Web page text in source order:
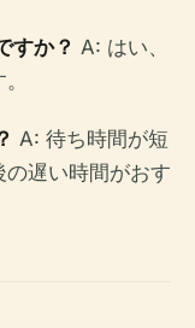
すか？ A: はい、
A: 待ち時間が短
遅い時間がおす